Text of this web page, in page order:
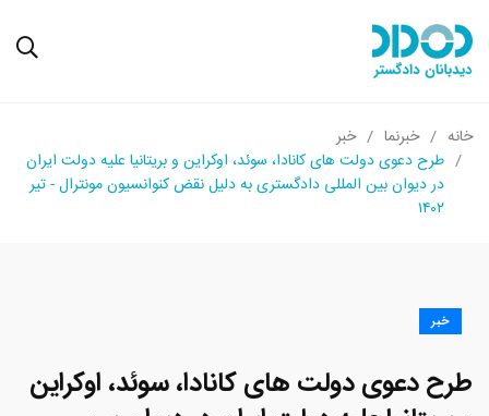
خانه خبرنما
خبر
طرح دعوی دولت های کانادا، سوئد، اوکراین و بریتانیا علیه دولت ایران
در دیوان بین المللی دادگستری به دلیل نقض کنوانسیون مونترال - تیر
۱۴۰۲
خبر
طرح دعوی دولت های کانادا، سوئد، اوکراین